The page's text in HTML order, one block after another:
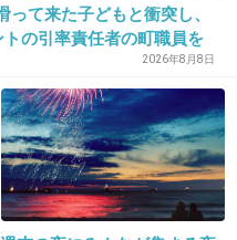
とか書かれて…タイ
うね
森裕太
| 日刊大
めるＴＢＳ系『日曜劇場』のド
０日よりスタートする。 同ドラ
・尾花夏樹を演じる。共演に
て来た子どもと衝突し、
の引率責任者の町職員を
は「軽過ぎる」「全く納得
2026年8月8日